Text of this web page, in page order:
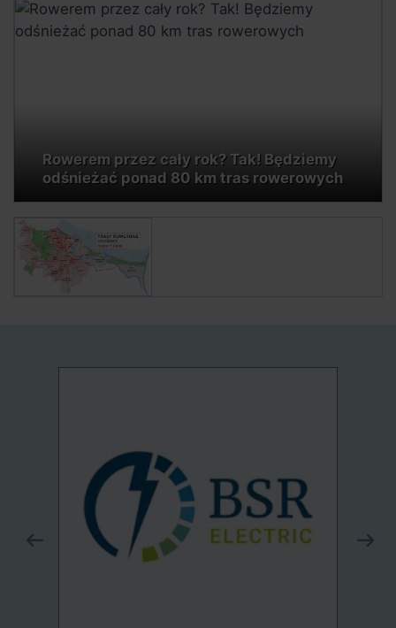
Rowerem przez cały rok? Tak! Będziemy
odśnieżać ponad 80 km tras rowerowych